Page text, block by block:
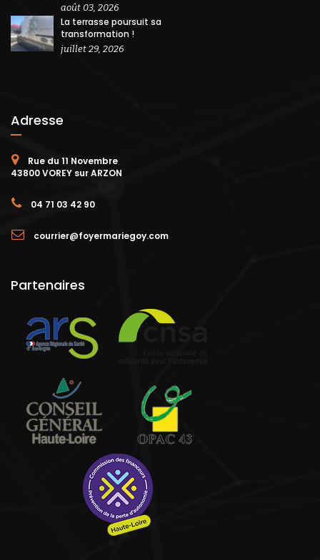
août 03, 2026
La terrasse poursuit sa
transformation !
juillet 29, 2026
Adresse
Rue du 11 Novembre
43800 VOREY sur ARZON
04 71 03 42 90
courrier@foyermariegoy.com
Partenaires